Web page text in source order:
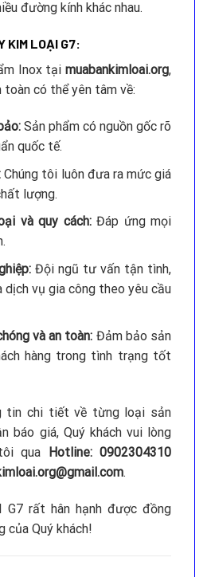
đường kính khác nhau.
KIM LOẠI G7:
Inox tại muabankimloai.org,
toàn có thể yên tâm về:
Sản phẩm có nguồn gốc rõ
quốc tế.
Chúng tôi luôn đưa ra mức giá
lượng.
và quy cách:Đáp ứng mọi
Đội ngũ tư vấn tận tình,
vụ gia công theo yêu cầu
và an toàn: Đảm bảo sản
hàng trong tình trạng tốt
tin chi tiết về từng loại sản
báo giá, Quý khách vui lòng
qua
Hotline: 0902304310
.
G7 rất hân hạnh được đồng
của Quý khách!